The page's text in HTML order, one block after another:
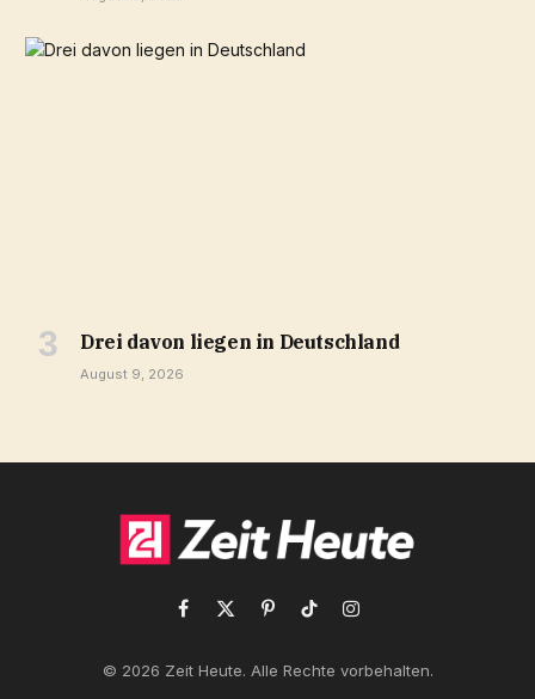
Drei davon liegen in Deutschland
August 9, 2026
Facebook
X
PinterestTikTokInstagram
© 2026 Zeit Heute. Alle Rechte vorbehalten.